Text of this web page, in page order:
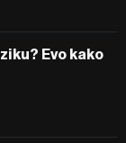
Evo kako